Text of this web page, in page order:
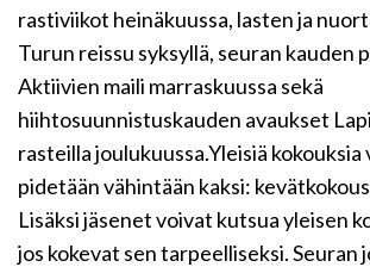
rastiviikot heinäkuussa, lasten ja
Turun reissu syksyllä, seuran kauden
Aktiivien maili marraskuussa sekä
hiihtosuunnistuskauden avaukset
rasteilla joulukuussa.Yleisiä kokouksia
pidetään vähintään kaksi:
Lisäksi jäsenet voivat kutsua yleisen
jos kokevat sen tarpeelliseksi. Seuran